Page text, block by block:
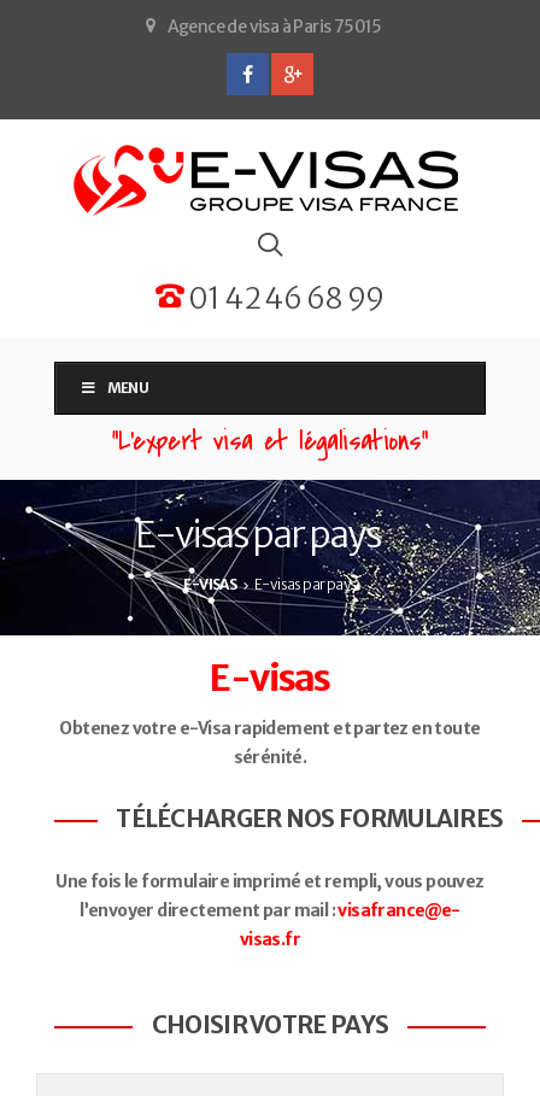
Agence de visa à Paris 75015
01 42 46 68 99
MENU
“L'expert visa et légalisations”
E-visas par pays
E-VISAS E-visas par pays
E-visas
Obtenez votre e-Visa rapidement et partez en toute
sérénité.
TÉLÉCHARGER NOS FORMULAIRES
Une fois le formulaire imprimé et rempli, vous pouvez
l’envoyer directement par mail :visafrance@e-
visas.fr
CHOISIR VOTRE PAYS